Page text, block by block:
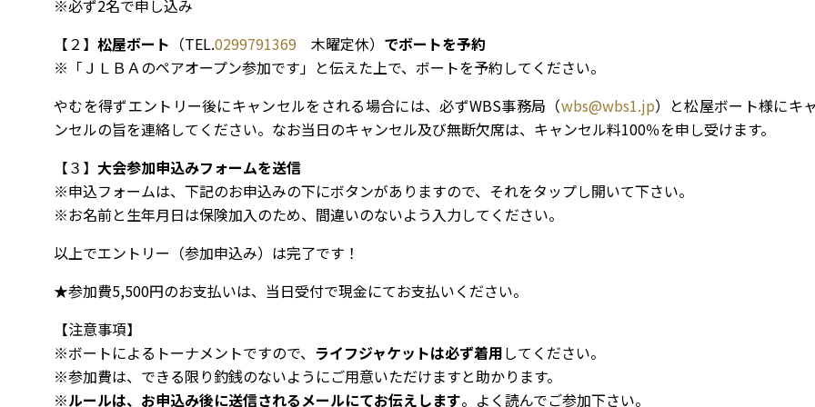
※必ず2名で申し込み
【２】 松屋ボート （TEL.0299791369 木曜定休） でボートを予約
※「ＪＬＢＡのペアオープン参加です」と伝えた上で、ボートを予約してください。
やむを得ずエントリー後にキャンセルをされる場合には、必ずWBS事務局（wbs@wbs1.jp）と松屋ボート様にキ
ンセルの旨を連絡してください。なお当日のキャンセル及び無断欠席は、キャンセル料100％を申し受けます。
【３】 大会参加申込みフォームを送信
※申込フォームは、下記のお申込みの下にボタンがありますので、それをタップし開いて下さい。
※お名前と生年月日は保険加入のため、間違いのないよう入力してください。
以上でエントリー（参加申込み）は完了です！
★参加費5,500円のお支払いは、当日受付で現金にてお支払いください。
【注意事項】
※ボートによるトーナメントですので、 ライフジャケットは必ず着用してください。
※参加費は、できる限り釣銭のないようにご用意いただけますと助かります。
※ルールは、お申込み後に送信されるメールにてお伝えします。よく読んでご参加下さい。